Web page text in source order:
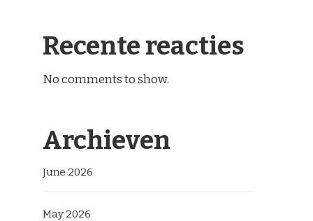
Recente reacties
No comments to show.
Archieven
June 2026
May 2026